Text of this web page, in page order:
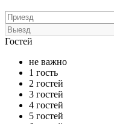
Гостей
не важно
1 гость
2 гостей
3 гостей
4 гостей
5 гостей